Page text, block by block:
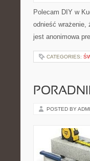
Polecam DIY w
odnieść wrażenie,
jest anonimowa
CATEGORIES:
POSTED BY